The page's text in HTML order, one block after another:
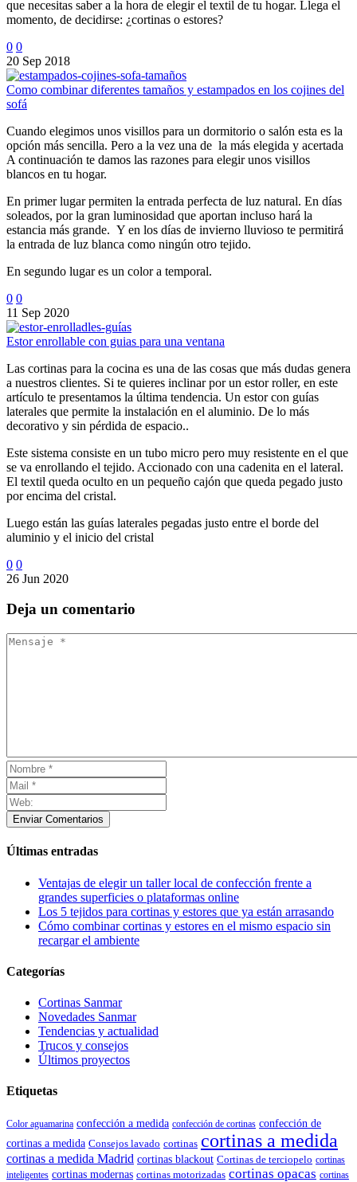
que necesitas saber a la hora de elegir el textil de tu hogar. Llega el
momento, de decidirse: ¿cortinas o estores?
0 0
20 Sep 2018
Como combinar diferentes tamaños y estampados en los cojines del
sofá
Cuando elegimos unos visillos para un dormitorio o salón esta es la
opción más sencilla. Pero a la vez una de la más elegida y acertada
A continuación te damos las razones para elegir unos visillos
blancos en tu hogar.
En primer lugar permiten la entrada perfecta de luz natural. En días
soleados, por la gran luminosidad que aportan incluso hará la
estancia más grande. Y en los días de invierno lluvioso te permitirá
la entrada de luz blanca como ningún otro tejido.
En segundo lugar es un color a temporal.
0 0
11 Sep 2020
Estor enrollable con guias para una ventana
Las cortinas para la cocina es una de las cosas que más dudas genera
a nuestros clientes. Si te quieres inclinar por un estor roller, en este
artículo te presentamos la última tendencia. Un estor con guías
laterales que permite la instalación en el aluminio. De lo más
decorativo y sin pérdida de espacio..
Este sistema consiste en un tubo micro pero muy resistente en el que
se va enrollando el tejido. Accionado con una cadenita en el lateral.
El textil queda oculto en un pequeño cajón que queda pegado justo
por encima del cristal.
Luego están las guías laterales pegadas justo entre el borde del
aluminio y el inicio del cristal
0 0
26 Jun 2020
Deja un comentario
Enviar Comentarios
Últimas entradas
Ventajas de elegir un taller local de confección frente a
grandes superficies o plataformas online
Los 5 tejidos para cortinas y estores que ya están arrasando
Cómo combinar cortinas y estores en el mismo espacio sin
recargar el ambiente
Categorías
Cortinas Sanmar
Novedades Sanmar
Tendencias y actualidad
Trucos y consejos
Últimos proyectos
Etiquetas
Color aguamarina confección a medida confección de cortinas confección de
cortinas a medida Consejos lavado cortinas cortinas a medida
cortinas a medida Madrid cortinas blackout Cortinas de terciopelo cortinas
inteligentes cortinas modernas cortinas motorizadas cortinas opacas cortinas